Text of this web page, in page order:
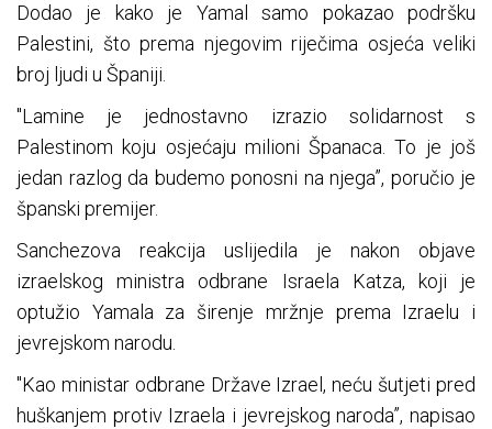
Dodao je kako je Yamal samo pokazao podršku
Palestini, što prema njegovim riječima osjeća veliki
broj ljudi u Španiji.
"Lamine je jednostavno izrazio solidarnost s
Palestinom koju osjećaju milioni Španaca. To je još
jedan razlog da budemo ponosni na njega”, poručio je
španski premijer.
Sanchezova reakcija uslijedila je nakon objave
izraelskog ministra odbrane Israela Katza, koji je
optužio Yamala za širenje mržnje prema Izraelu i
jevrejskom narodu.
"Kao ministar odbrane Države Izrael, neću šutjeti pred
huškanjem protiv Izraela i jevrejskog naroda”, napisao